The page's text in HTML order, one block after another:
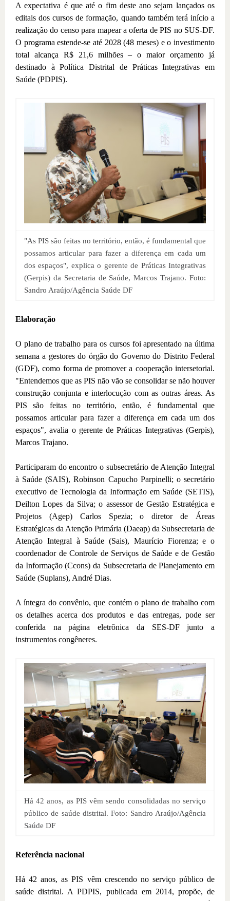
A expectativa é que até o fim deste ano sejam lançados os
editais dos cursos de formação, quando também terá início a
realização do censo para mapear a oferta de PIS no SUS-DF.
O programa estende-se até 2028 (48 meses) e o investimento
total alcança R$ 21,6 milhões – o maior orçamento já
destinado à Política Distrital de Práticas Integrativas em
Saúde (PDPIS).
"As PIS são feitas no território, então, é fundamental que
possamos articular para fazer a diferença em cada um
dos espaços", explica o gerente de Práticas Integrativas
(Gerpis) da Secretaria de Saúde, Marcos Trajano. Foto:
Sandro Araújo/Agência Saúde DF
Elaboração
O plano de trabalho para os cursos foi apresentado na última
semana a gestores do órgão do Governo do Distrito Federal
(GDF), como forma de promover a cooperação intersetorial.
"Entendemos que as PIS não vão se consolidar se não houver
construção conjunta e interlocução com as outras áreas. As
PIS são feitas no território, então, é fundamental que
possamos articular para fazer a diferença em cada um dos
espaços", avalia o gerente de Práticas Integrativas (Gerpis),
Marcos Trajano.
Participaram do encontro o subsecretário de Atenção Integral
à Saúde (SAIS), Robinson Capucho Parpinelli; o secretário
executivo de Tecnologia da Informação em Saúde (SETIS),
Deilton Lopes da Silva; o assessor de Gestão Estratégica e
Projetos (Agep) Carlos Spezia; o diretor de Áreas
Estratégicas da Atenção Primária (Daeap) da Subsecretaria de
Atenção Integral à Saúde (Sais), Maurício Fiorenza; e o
coordenador de Controle de Serviços de Saúde e de Gestão
da Informação (Ccons) da Subsecretaria de Planejamento em
Saúde (Suplans), André Dias.
A íntegra do convênio, que contém o plano de trabalho com
os detalhes acerca dos produtos e das entregas, pode ser
conferida na página eletrônica da SES-DF junto a
instrumentos congêneres.
Há 42 anos, as PIS vêm sendo consolidadas no serviço
público de saúde distrital. Foto: Sandro Araújo/Agência
Saúde DF
Referência nacional
Há 42 anos, as PIS vêm crescendo no serviço público de
saúde distrital. A PDPIS, publicada em 2014, propõe, de